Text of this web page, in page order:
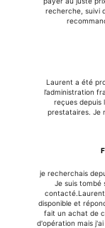
recherche, suivi
Laurent a été
l’administration
reçues depuis
prestataires. Je
je recherchais
Je suis tombé
contacté.Laurent
disponible et
fait un achat de
d'opération mais